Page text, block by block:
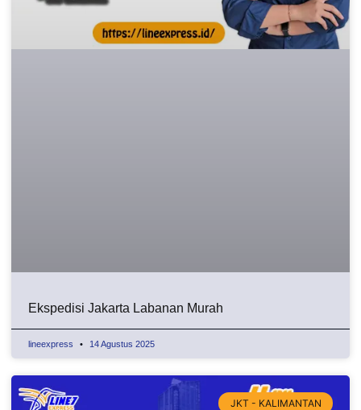
Ekspedisi Jakarta Labanan Murah
lineexpress 14 Agustus 2025
JKT - KALIMANTAN